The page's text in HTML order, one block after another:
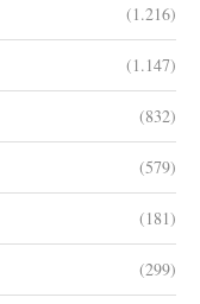
(1.216)
(1.147)
(832)
(579)
(181)
(299)